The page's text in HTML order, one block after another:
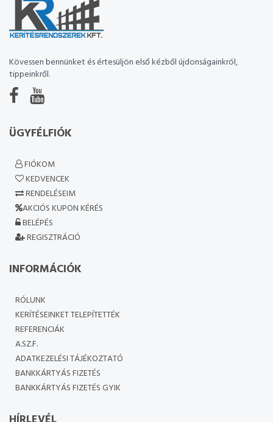
Kövessen bennünket és értesüljön első kézből újdonságainkról,
tippeinkről.
ÜGYFÉLFIÓK
FIÓKOM
KEDVENCEK
RENDELÉSEIM
AKCIÓS KUPON KÉRÉS
BELÉPÉS
REGISZTRÁCIÓ
INFORMÁCIÓK
RÓLUNK
KERÍTÉSEINKET TELEPÍTETTÉK
REFERENCIÁK
A.SZ.F.
ADATKEZELÉSI TÁJÉKOZTATÓ
BANKKÁRTYÁS FIZETÉS
BANKKÁRTYÁS FIZETÉS GYIK